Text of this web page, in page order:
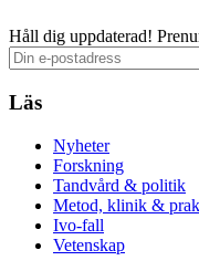
Håll dig uppdaterad!
Läs
Nyheter
Forskning
Tandvård & politik
Metod, klinik &
Ivo-fall
Vetenskap